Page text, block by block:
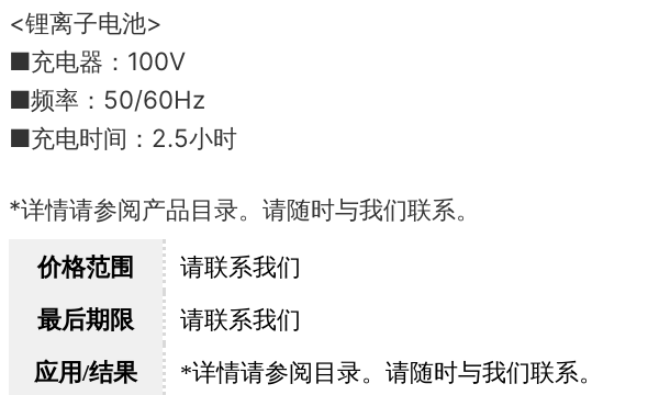
<锂离子电池>
■充电器：100V
■频率：50/60Hz
■充电时间：2.5小时
*详情请参阅产品目录。 请随时与我们联系。
价格范围
请联系我们
最后期限
请联系我们
应用/结果
*详情请参阅目录。 请随时与我们联系。